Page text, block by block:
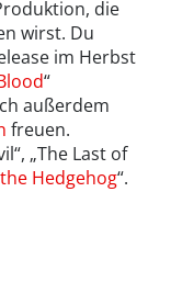
die
wirst. Du
im Herbst
“
außerdem
freuen.
„The Last of
Hedgehog“.